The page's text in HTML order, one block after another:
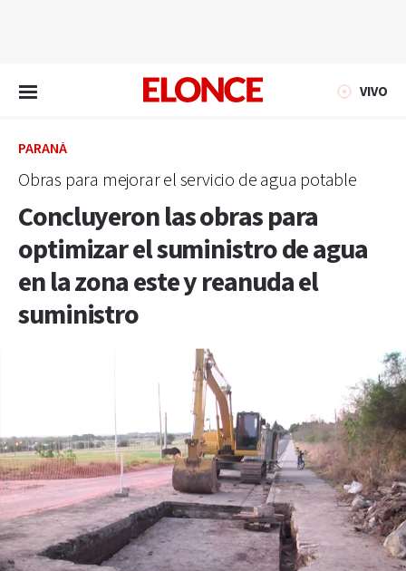
VIVO
PARANÁ
Obras para mejorar el servicio de agua potable
Concluyeron las obras para
optimizar el suministro de agua
en la zona este y reanuda el
suministro